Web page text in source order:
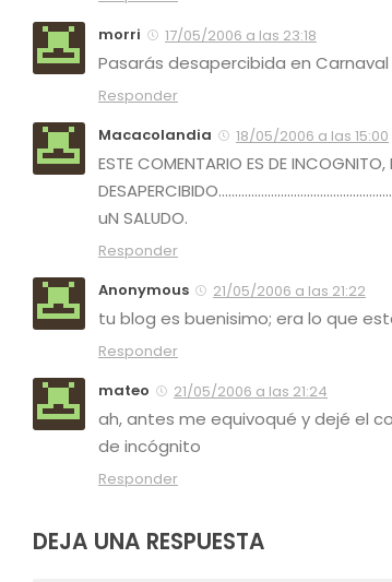
morri
17/05/2006 a las 23:18
Pasarás desapercibida en Carnaval
Responder
Macacolandia
18/05/2006 a las 15:00
ESTE COMENTARIO ES DE
uN SALUDO.
Responder
Anonymous
21/05/2006 a las 21:22
tu blog es buenisimo; era lo que
Responder
mateo
21/05/2006 a las 21:24
ah, antes me equivoqué y dejé el
de incógnito
Responder
DEJA UNA RESPUESTA